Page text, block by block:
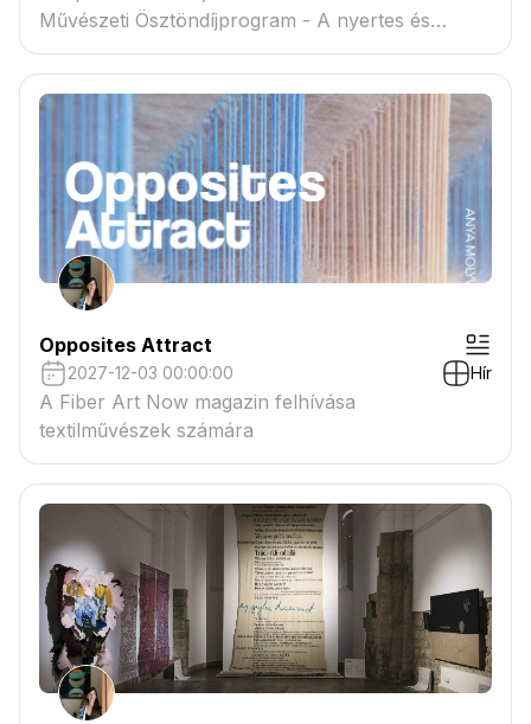
Művészeti Ösztöndíjprogram - A nyertes és
tartaléklistás pályázók névsora megtekinthető a
csatolmányban
Opposites Attract
2027-12-03 00:00:00 Hír
A Fiber Art Now magazin felhívása
textilművészek számára